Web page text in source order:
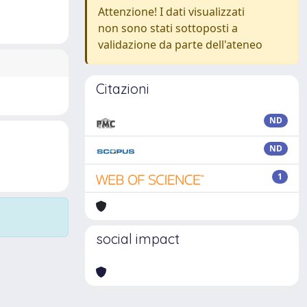
Attenzione! I dati visualizzati
non sono stati sottoposti a
validazione da parte dell'ateneo
Citazioni
ND
ND
1
social impact